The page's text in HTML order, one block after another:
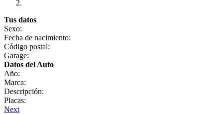
Tus datos
Sexo:
Fecha de nacimiento:
Código postal:
Garage:
Datos del Auto
Año:
Marca:
Descripción:
Placas:
Next